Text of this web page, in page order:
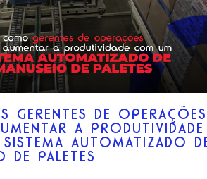
GERENTES DE OPERAÇÕES
A PRODUTIVIDADE
AUTOMATIZADO
DE PALETES